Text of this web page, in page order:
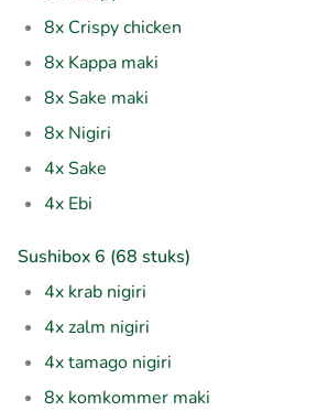
8x Crispy chicken
8x Kappa maki
8x Sake maki
8x Nigiri
4x Sake
4x Ebi
Sushibox 6 (68 stuks)
4x krab nigiri
4x zalm nigiri
4x tamago nigiri
8x komkommer maki